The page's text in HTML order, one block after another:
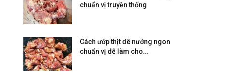
chuẩn vị truyền thống
Cách ướp thịt dê nướng ngon
chuẩn vị dễ làm cho...